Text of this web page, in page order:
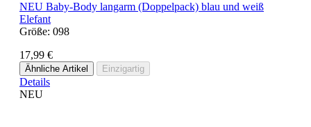
NEU Baby-Body langarm (Doppelpack) blau und weiß
Elefant
Größe: 098
17,99 €
Ähnliche Artikel Einzigartig
Details
NEU